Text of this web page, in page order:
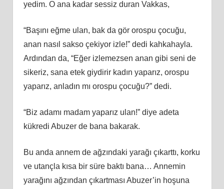
yedim. O ana kadar sessiz duran Vakkas,
“Başını eğme ulan, bak da gör orospu çocuğu,
anan nasıl sakso çekiyor izle!” dedi kahkahayla.
Ardından da, “Eğer izlemezsen anan gibi seni de
sikeriz, sana etek giydirir kadın yaparız, orospu
yaparız, anladın mı orospu çocuğu?” dedi.
“Biz adamı madam yaparız ulan!” diye adeta
kükredi Abuzer de bana bakarak.
Bu anda annem de ağzındaki yarağı çıkarttı, korku
ve utançla kısa bir süre baktı bana… Annemin
yarağını ağzından çıkartması Abuzer’in hoşuna